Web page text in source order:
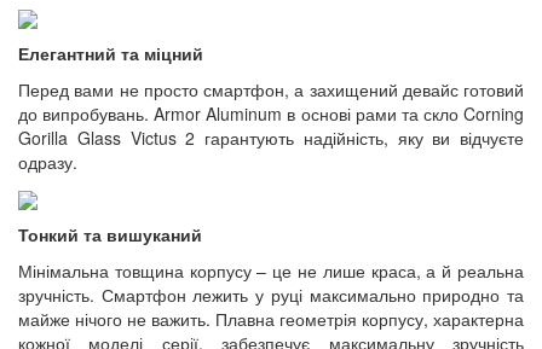
Елегантний та міцний
Перед вами не просто смартфон, а захищений девайс готовий
до випробувань. Armor Aluminum в основі рами та скло Corning
Gorilla Glass Victus 2 гарантують надійність, яку ви відчуєте
одразу.
Тонкий та вишуканий
Мінімальна товщина корпусу – це не лише краса, а й реальна
зручність. Смартфон лежить у руці максимально природно та
майже нічого не важить. Плавна геометрія корпусу, характерна
кожної моделі серії, забезпечує максимальну зручність